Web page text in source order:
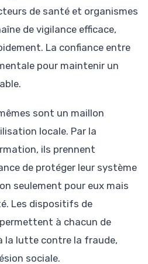
de santé et organismes
de vigilance efficace,
La confiance entre
pour maintenir un
sont un maillon
locale. Par la
ils prennent
de protéger leur système
seulement pour eux mais
Les dispositifs de
à chacun de
la lutte contre la fraude,
sociale.